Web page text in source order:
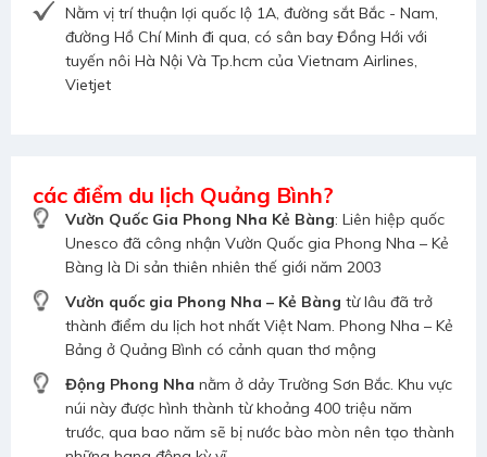
Nằm vị trí thuận lợi quốc lộ 1A, đường sắt Bắc - Nam,
đường Hồ Chí Minh đi qua, có sân bay Đồng Hới với
tuyến nôi Hà Nội Và Tp.hcm của Vietnam Airlines,
Vietjet
các điểm du lịch Quảng Bình?
Vườn Quốc Gia Phong Nha Kẻ Bàng: Liên hiệp quốc
Unesco đã công nhận Vườn Quốc gia Phong Nha – Kẻ
Bàng là Di sản thiên nhiên thế giới năm 2003
Vườn quốc gia Phong Nha – Kẻ Bàng từ lâu đã trở
thành điểm du lịch hot nhất Việt Nam. Phong Nha – Kẻ
Bảng ở Quảng Bình có cảnh quan thơ mộng
Động Phong Nha nằm ở dảy Trường Sơn Bắc. Khu vực
núi này được hình thành từ khoảng 400 triệu năm
trước, qua bao năm sẽ bị nước bào mòn nên tạo thành